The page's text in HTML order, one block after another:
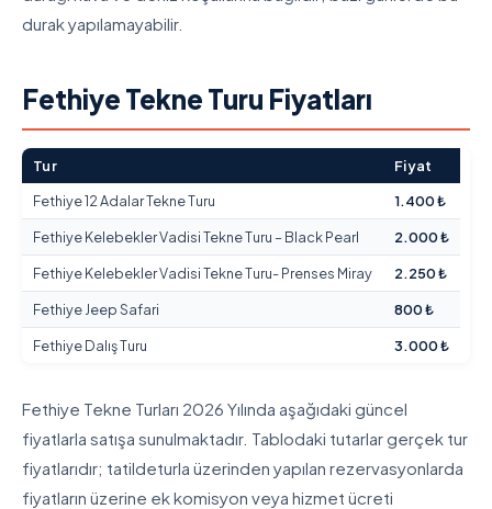
durak yapılamayabilir.
Fethiye Tekne Turu Fiyatları
Tur
Fiyat
Fethiye 12 Adalar Tekne Turu
1.400 ₺
Fethiye Kelebekler Vadisi Tekne Turu – Black Pearl 2.000 ₺
Fethiye Kelebekler Vadisi Tekne Turu- Prenses Miray 2.250 ₺
Fethiye Jeep Safari 800 ₺
Fethiye Dalış Turu 3.000 ₺
Fethiye Tekne Turları 2026 Yılında aşağıdaki güncel
fiyatlarla satışa sunulmaktadır. Tablodaki tutarlar gerçek tur
fiyatlarıdır; tatildeturla üzerinden yapılan rezervasyonlarda
fiyatların üzerine ek komisyon veya hizmet ücreti